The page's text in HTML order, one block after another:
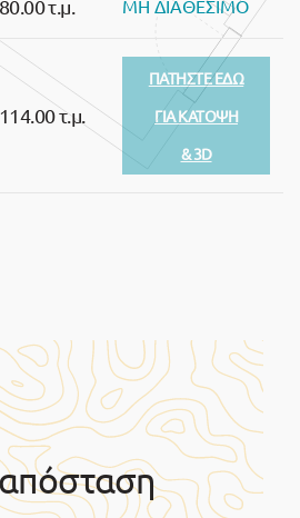
80.00 τ.μ. ΜΗ ΔΙΑΘΕΣΙΜΟ
114.00 τ.μ.
ΠΑΤΗΣΤΕ ΕΔΩ
ΓΙΑ ΚΑΤΟΨΗ
& 3D
απόσταση